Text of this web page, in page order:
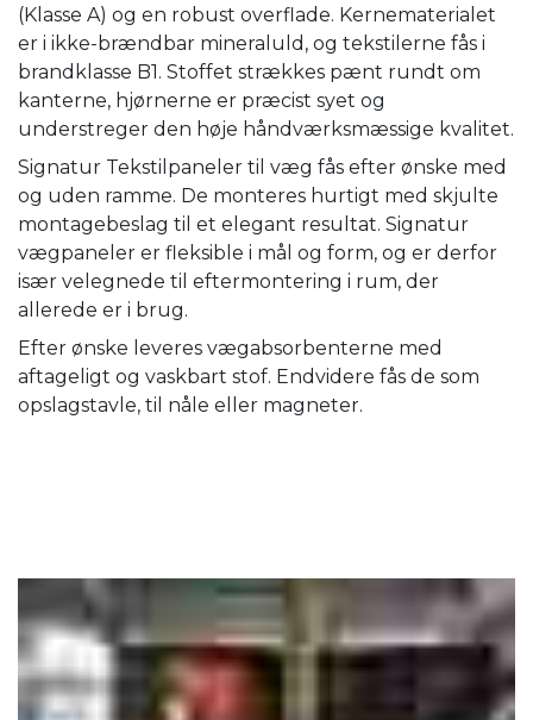
(Klasse A) og en robust overflade. Kernematerialet
er i ikke-brændbar mineraluld, og tekstilerne fås i
brandklasse B1. Stoffet strækkes pænt rundt om
kanterne, hjørnerne er præcist syet og
understreger den høje håndværksmæssige kvalitet.
Signatur Tekstilpaneler til væg fås efter ønske med
og uden ramme. De monteres hurtigt med skjulte
montagebeslag til et elegant resultat. Signatur
vægpaneler er fleksible i mål og form, og er derfor
især velegnede til eftermontering i rum, der
allerede er i brug.
Efter ønske leveres vægabsorbenterne med
aftageligt og vaskbart stof. Endvidere fås de som
opslagstavle, til nåle eller magneter.